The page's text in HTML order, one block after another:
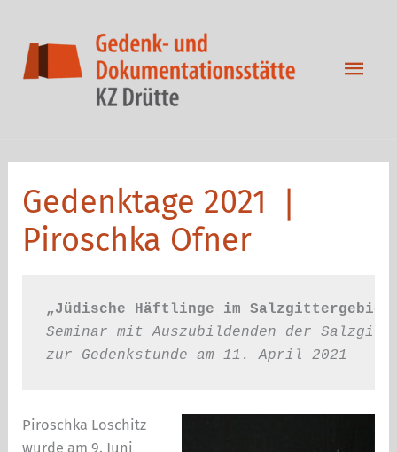
springen
Gedenktage 2021 ❘
Piroschka Ofner
„Jüdische Häftlinge im
zur Gedenkstunde am 11. April 2021
Piroschka Loschitz
wurde am 9. Juni